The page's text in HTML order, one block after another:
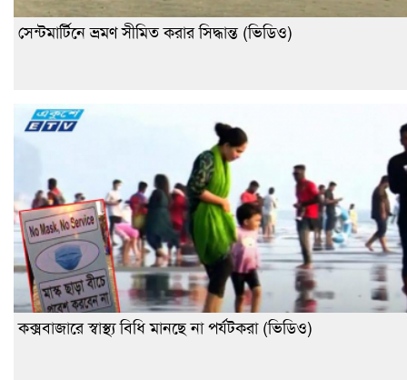
সেন্টমার্টিনে ভ্রমণ সীমিত করার সিদ্ধান্ত (ভিডিও)
কক্সবাজারে স্বাস্থ্য বিধি মানছে না পর্যটকরা (ভিডিও)